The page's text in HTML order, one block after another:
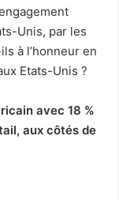
Unis, par les
à l’honneur en
Etats-Unis ?
avec 18 %
aux côtés de